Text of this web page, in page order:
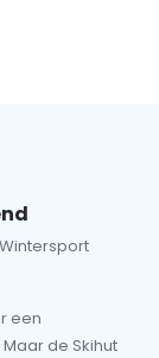
een
de Skihut